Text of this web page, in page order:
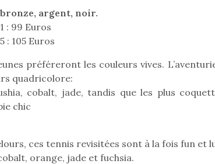
argent, noir.
: 99 Euros
: 105 Euros
préféreront les couleurs vives.
quadricolore:
cobalt, jade, tandis que les plus
chic
ces tennis revisitées sont à la fois fun et
orange, jade et fuchsia.